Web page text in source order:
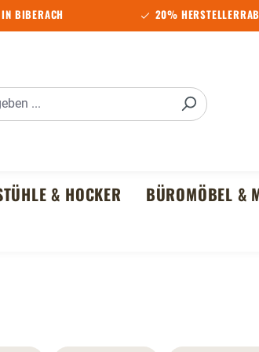
BIBERACH 20%
& HOCKER BÜROMÖBEL &